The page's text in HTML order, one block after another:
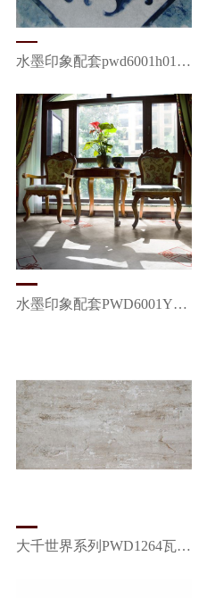
水墨印象配套pwd6001h01-06青花瓷
水墨印象配套PWD6001Y01/Z盘长结
大千世界系列PWD1264瓦尔登